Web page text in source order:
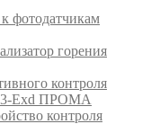
фотодатчикам
горения
контроля
Exd ПРОМА
контроля